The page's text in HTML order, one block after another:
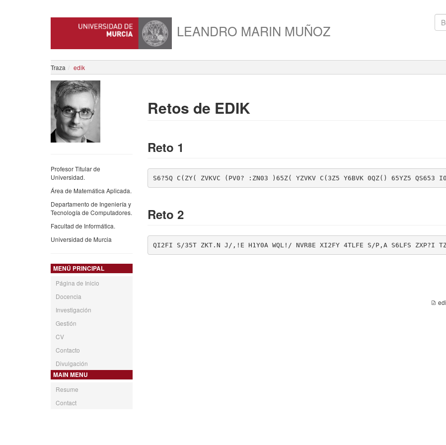
LEANDRO MARIN MUÑOZ
Traza edik
Profesor Titular de
Universidad.
Área de Matemática Aplicada.
Departamento de Ingeniería y
Tecnología de Computadores.
Facultad de Informática.
Universidad de Murcia
MENÚ PRINCIPAL
Página de Inicio
Docencia
Investigación
Gestión
CV
Contacto
Divulgación
MAIN MENU
Resume
Contact
Retos de EDIK
Reto 1
S6?5Q C(ZY( ZVKVC (PV0? :ZN03 )65Z( YZVKV C(3Z5 Y6BVK 0QZ() 65YZ5 QS653
Reto 2
QI2FI S/35T ZKT.N J/,!E H1Y0A WQL!/ NVR8E XI2FY 4TLFE S/P,A S6LFS ZXP?I